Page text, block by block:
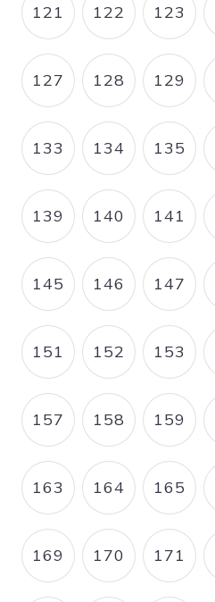
PAGE
121 PAGE
122 PAGE
123
PAGE
127 PAGE
128 PAGE
129
PAGE
133 PAGE
134 PAGE
135
PAGE
139 PAGE
140 PAGE
141
PAGE
145 PAGE
146 PAGE
147
PAGE
151 PAGE
152 PAGE
153
PAGE
157 PAGE
158 PAGE
159
PAGE
163 PAGE
164 PAGE
165
PAGE
169 PAGE
170 PAGE
171